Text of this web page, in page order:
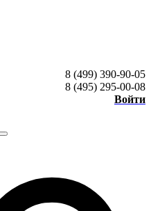
8 (499) 390-90-05
8 (495) 295-00-08
Войти